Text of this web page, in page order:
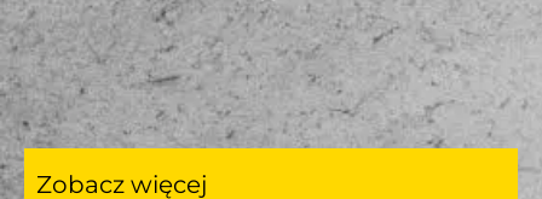
Zobacz więcej